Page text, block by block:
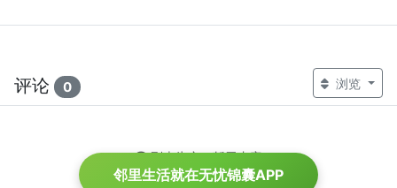
邻里生活就在无忧锦囊APP
评论 0 浏览
列表为空，暂无内容